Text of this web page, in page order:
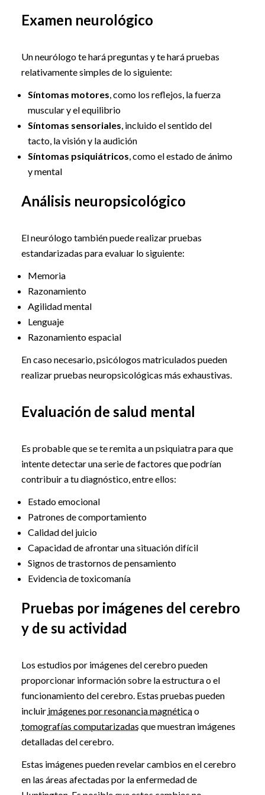
Examen neurológico
Un neurólogo te hará preguntas y te hará pruebas
relativamente simples de lo siguiente:
Síntomas motores, como los reflejos, la fuerza
muscular y el equilibrio
Síntomas sensoriales, incluido el sentido del
tacto, la visión y la audición
Síntomas psiquiátricos, como el estado de ánimo
y mental
Análisis neuropsicológico
El neurólogo también puede realizar pruebas
estandarizadas para evaluar lo siguiente:
Memoria
Razonamiento
Agilidad mental
Lenguaje
Razonamiento espacial
En caso necesario, psicólogos matriculados pueden
realizar pruebas neuropsicológicas más exhaustivas.
Evaluación de salud mental
Es probable que se te remita a un psiquiatra para que
intente detectar una serie de factores que podrían
contribuir a tu diagnóstico, entre ellos:
Estado emocional
Patrones de comportamiento
Calidad del juicio
Capacidad de afrontar una situación difícil
Signos de trastornos de pensamiento
Evidencia de toxicomanía
Pruebas por imágenes del cerebro
y de su actividad
Los estudios por imágenes del cerebro pueden
proporcionar información sobre la estructura o el
funcionamiento del cerebro. Estas pruebas pueden
incluir imágenes por resonancia magnéticao
tomografías computarizadas que muestran imágenes
detalladas del cerebro.
Estas imágenes pueden revelar cambios en el cerebro
en las áreas afectadas por la enfermedad de